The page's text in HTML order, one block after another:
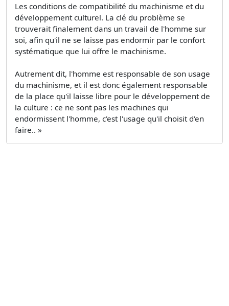
Les conditions de compatibilité du machinisme et du
développement culturel. La clé du problème se
trouverait finalement dans un travail de l'homme sur
soi, afin qu'il ne se laisse pas endormir par le confort
systématique que lui offre le machinisme.
Autrement dit, l'homme est responsable de son usage
du machinisme, et il est donc également responsable
de la place qu'il laisse libre pour le développement de
la culture : ce ne sont pas les machines qui
endormissent l'homme, c'est l'usage qu'il choisit d'en
faire.. »